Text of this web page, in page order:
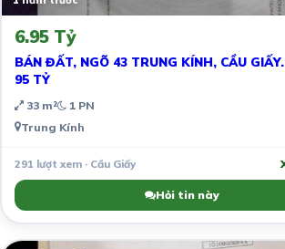
6.95 Tỷ
BÁN ĐẤT, NGÕ 43 TRUNG KÍNH, CẦU
95 TỶ
33 m²
1 PN
Trung Kính
291 lượt xem · Cầu Giấy
Hỏi tin này